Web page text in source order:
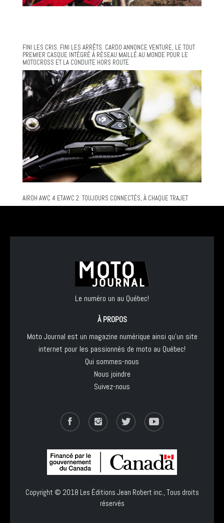
FINI LES CRIS. FINI LES ARRÊTS. CARDO ANNONCE VENTURE, LE TOUT
PREMIER CASQUE INTÉGRÉ À RÉSEAU MAILLÉ AU MONDE POUR LE
MOTOCROSS ET LA CONDUITE HORS ROUTE
AIROH AWC 4 ETAWC 2: TOUJOURS CONNECTÉS, À CHAQUE TRAJET
Le numéro un au Québec!
À PROPOS
Moto Journal est un magazine numérique ainsi qu'un site
internet pour les passionnés de moto au Québec!
Qui sommes-nous
Nous joindre
Suivez-nous
Copyright © 2018 Les Éditions Jean Robert inc. , Tous droits
réservés